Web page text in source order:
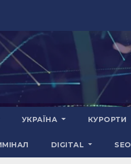
УКРАЇНА КУРОРТИ
DIGITAL SEO